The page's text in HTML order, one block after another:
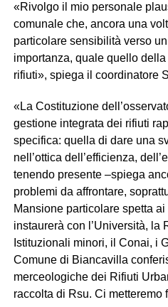
«Rivolgo il mio personale
comunale che, ancora una
particolare sensibilità verso
importanza, quale quello
rifiuti», spiega il coordinatore
«La Costituzione
gestione integrata dei rifiuti
specifica: quella di dare una
nell’ottica dell’efficienza,
tenendo presente –spiega
problemi da affrontare,
Mansione particolare spetta
instaurerà con l’Università, la
Istituzionali minori, il Conai, i
Comune di Biancavilla
merceologiche dei Rifiuti
raccolta di Rsu. Ci metteremo